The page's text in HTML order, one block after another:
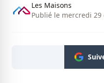
Les Maisons
Publié le mercredi 29